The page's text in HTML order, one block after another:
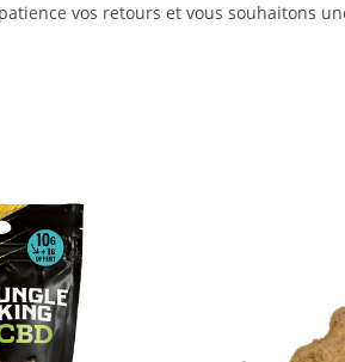
vos retours et vous souhaitons